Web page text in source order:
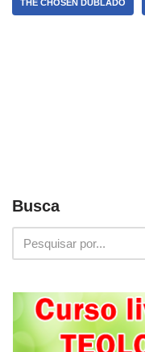
THE CHOSEN DUBLADO
Busca